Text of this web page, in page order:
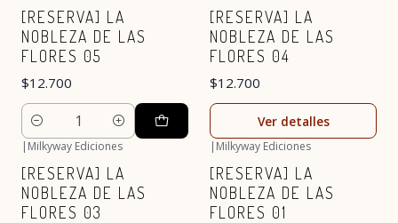
[RESERVA] LA
NOBLEZA DE LAS
FLORES 05
$12.700
Cantidad
[RESERVA] LA
NOBLEZA DE LAS
FLORES 04
$12.700
Ver detalles
Milkyway Ediciones
[RESERVA] LA
NOBLEZA DE LAS
FLORES 03
Milkyway Ediciones
[RESERVA] LA
NOBLEZA DE LAS
FLORES 01